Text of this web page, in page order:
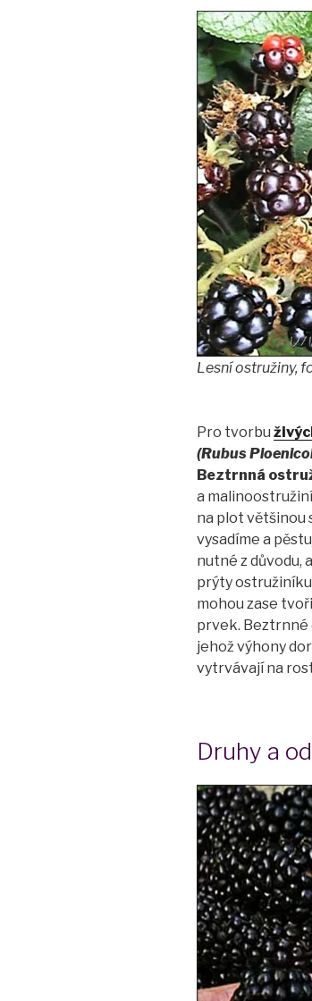
Lesní ostružiny,
Pro tvorbu
(Rubus
Beztrnná
a
na plot většinou
vysadíme a
nutné z důvodu,
prýty ostružiníku
mohou zase
prvek. Beztrnné
jehož výhony
vytrvávají na
Druhy a